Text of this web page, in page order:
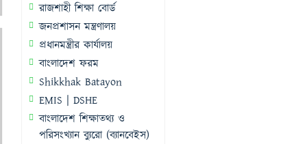
রাজশাহী শিক্ষা বোর্ড
জনপ্রশাসন মন্ত্রণালয়
প্রধানমন্ত্রীর কার্যালয়
বাংলাদেশ ফরম
Shikkhak Batayon
EMIS | DSHE
বাংলাদেশ শিক্ষাতথ্য ও
পরিসংখ্যান ব্যুরো (ব্যানবেইস)